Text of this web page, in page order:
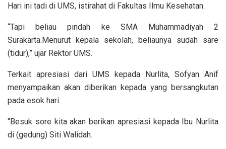
Hari ini tadi di UMS, istirahat di Fakultas Ilmu Kesehatan.
“Tapi beliau pindah ke SMA Muhammadiyah 2
Surakarta.Menurut kepala sekolah, beliaunya sudah sare
(tidur),” ujar Rektor UMS.
Terkait apresiasi dari UMS kepada Nurlita, Sofyan Anif
menyampaikan akan diberikan kepada yang bersangkutan
pada esok hari.
“Besuk sore kita akan berikan apresiasi kepada Ibu Nurlita
di (gedung) Siti Walidah.